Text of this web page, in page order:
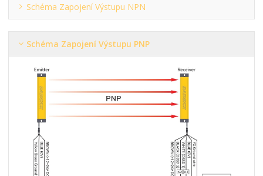
Schéma Zapojení Výstupu NPN
Schéma Zapojení Výstupu PNP